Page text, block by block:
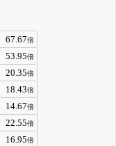
67.67倍
53.95倍
20.35倍
18.43倍
14.67倍
22.55倍
16.95倍